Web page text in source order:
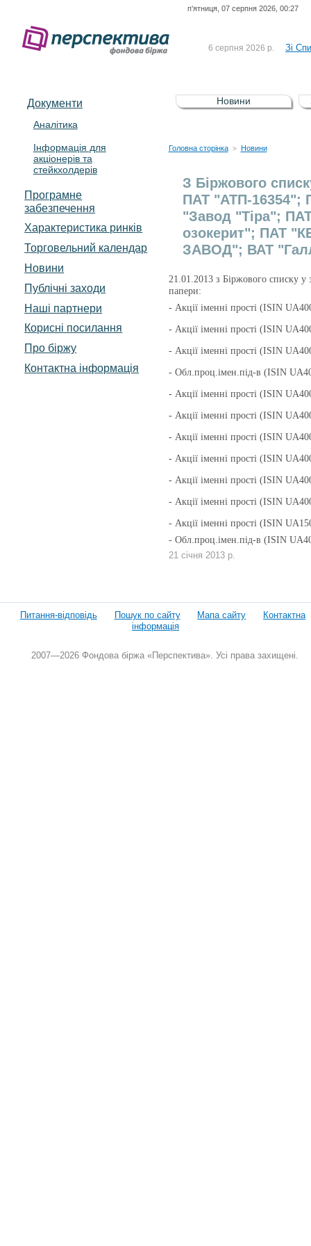
п'ятниця, 07 серпня 2026, 00:27
6 серпня 2026 р. Зі
5 серпня 2026 р.
Зі
UA4000232607)
4 серпня 2026 р.
Документи
Аналітика
Інформація для
акціонерів та
стейкхолдерів
Програмне
забезпечення
Характеристика pинків
Торговельний календар
Новини
Публічні заходи
Наші партнери
Корисні посилання
Про біржу
Контактна інформація
Новини
Головна сторінка > Новини
З Біржового
ПАТ "АТП-16354";
"Завод "Тіра";
озокерит"; ПАТ
ЗАВОД"; ВАТ
21 .01.2013 з Біржового списку у
папери:
- Акції іменні прості (ISIN
- Акції іменні прості (ISIN
- Акції іменні прості (ISIN
- Обл.проц.імен.під-в (ISIN
- Акції іменні прості (ISIN
- Акції іменні прості (ISIN
- Акції іменні прості (ISIN
- Акції іменні прості (ISIN
- Акції іменні прості (ISIN
- Акції іменні прості (ISIN
- Акції іменні прості (ISIN
- Обл.проц.імен.під-в (ISIN
21 січня 2013 р.
Питання-відповідь Пошук по сайту Мапа сайту
Контактна
інформація
2007—2026 Фондова біржа «Перспектива». Усі права захищені.